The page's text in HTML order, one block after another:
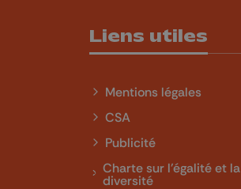
Liens utiles
Mentions légales
CSA
Publicité
Charte sur l'égalité et la
diversité